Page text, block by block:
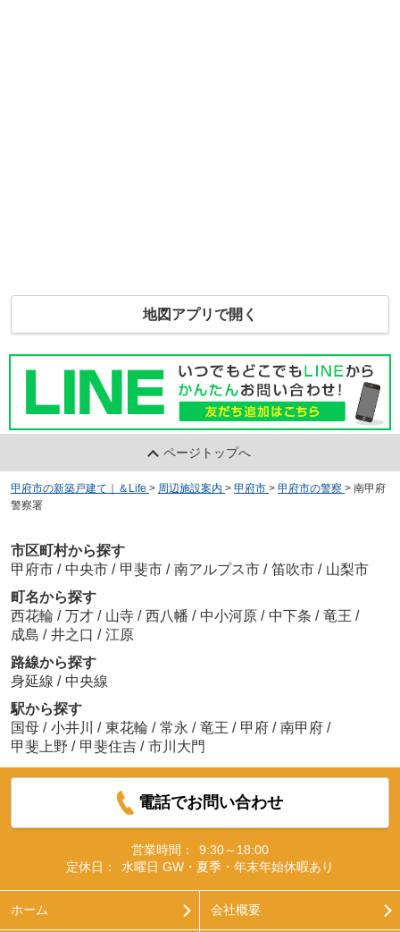
地図アプリで開く
ページトップへ
甲府市の新築戸建て｜＆Life > 周辺施設案内 > 甲府市 > 甲府市の警察 > 南甲府
警察署
市区町村から探す
甲府市 / 中央市 / 甲斐市 / 南アルプス市 / 笛吹市 / 山梨市
町名から探す
西花輪 / 万才 / 山寺 / 西八幡 / 中小河原 / 中下条 / 竜王 /
成島 / 井之口 / 江原
路線から探す
身延線 / 中央線
駅から探す
国母 / 小井川 / 東花輪 / 常永 / 竜王 / 甲府 / 南甲府 /
甲斐上野 / 甲斐住吉 / 市川大門
電話でお問い合わせ
営業時間：
9:30～18:00
定休日：
水曜日 GW・夏季・年末年始休暇あり
ホーム 会社概要